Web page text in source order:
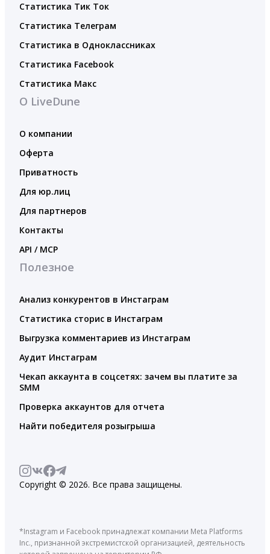
Статистика Тик Ток
Статистика Телеграм
Статистика в Одноклассниках
Статистика Facebook
Статистика Макс
О LiveDune
О компании
Оферта
Приватность
Для юр.лиц
Для партнеров
Контакты
API / MCP
Полезное
Анализ конкурентов в Инстаграм
Статистика сторис в Инстаграм
Выгрузка комментариев из Инстаграм
Аудит Инстаграм
Чекап аккаунта в соцсетях: зачем вы платите за
SMM
Проверка аккаунтов для отчета
Найти победителя розыгрыша
Copyright © 2026. Все права защищены.
*Instagram и Facebook принадлежат компании Meta Platforms
Inc., признанной экстремистской организацией, деятельность